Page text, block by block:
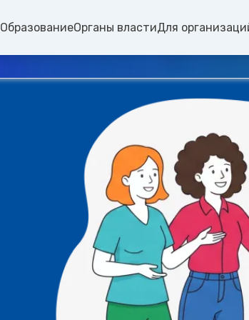
ОбразованиеОрганы властиДля